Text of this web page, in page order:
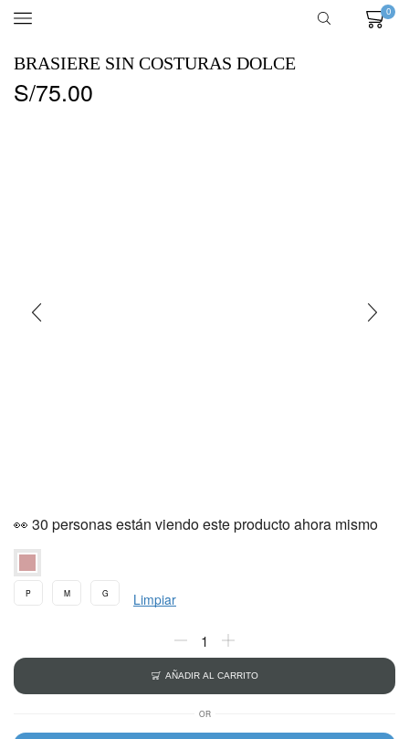
0
BRASIERE SIN COSTURAS DOLCE
S/75.00
👀 30 personas están viendo este producto ahora mismo
P M G Limpiar
AÑADIR AL CARRITO
OR